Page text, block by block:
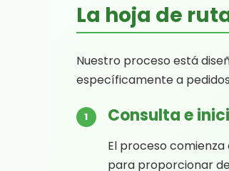
La hoja de
Nuestro proceso está
específicamente a
1 Consulta e
El proceso
para proporcionar